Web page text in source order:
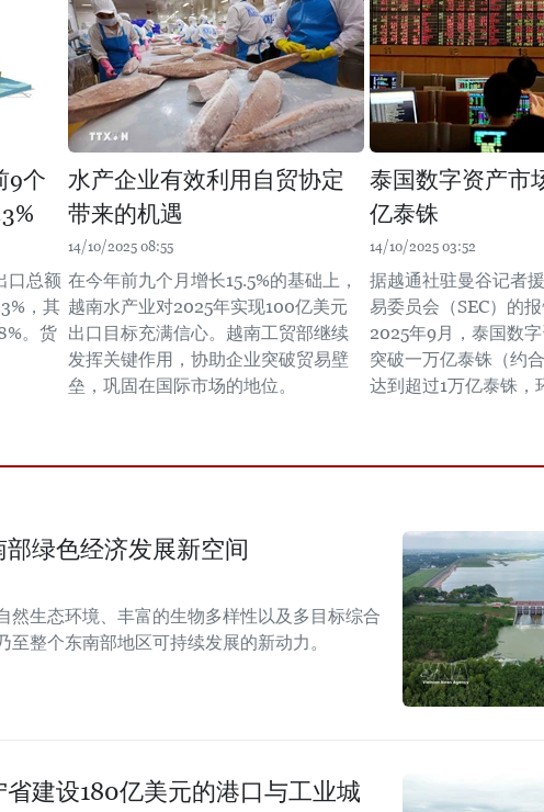
9个
口总额
，其
。货
水产企业有效利用自贸协定
带来的机遇
14/10/2025 08:55
在今年前九个月增长15.5%的基础上，
越南水产业对2025年实现100亿美元
出口目标充满信心。越南工贸部继续
发挥关键作用，协助企业突破贸易壁
垒，巩固在国际市场的地位。
泰国数字资产市
亿泰铢
14/10/2025 03:52
据越通社驻曼谷记者
易委员会（SEC）的
2025年9月，泰国数
突破一万亿泰铢（约
达到超过1万亿泰铢，
绿色经济发展新空间
然生态环境、丰富的生物多样性以及多目标综合
整个东南部地区可持续发展的新动力。
建设180亿美元的港口与工业城